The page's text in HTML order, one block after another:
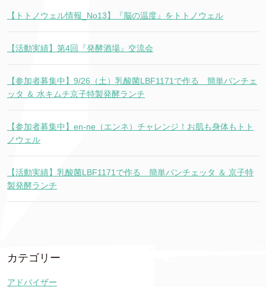
【トトノウェル情報_No13】『脳の温度』をトトノウェル
【活動実績】第4回『発酵酒場』交流会
【参加者募集中】9/26（土）乳酸菌LBF1171で作る 簡単パンチェ
ッタ ＆ 水キムチ京子特製発酵ランチ
【参加者募集中】en-ne（エンネ）チャレンジ！お肌も身体もトト
ノウェル
【活動実績】乳酸菌LBF1171で作る 簡単パンチェッタ ＆ 京子特
製発酵ランチ
カテゴリー
アドバイザー